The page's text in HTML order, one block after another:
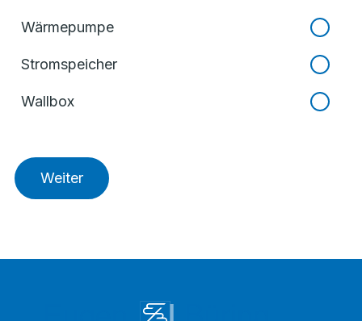
Wärmepumpe
Stromspeicher
Wallbox
Weiter